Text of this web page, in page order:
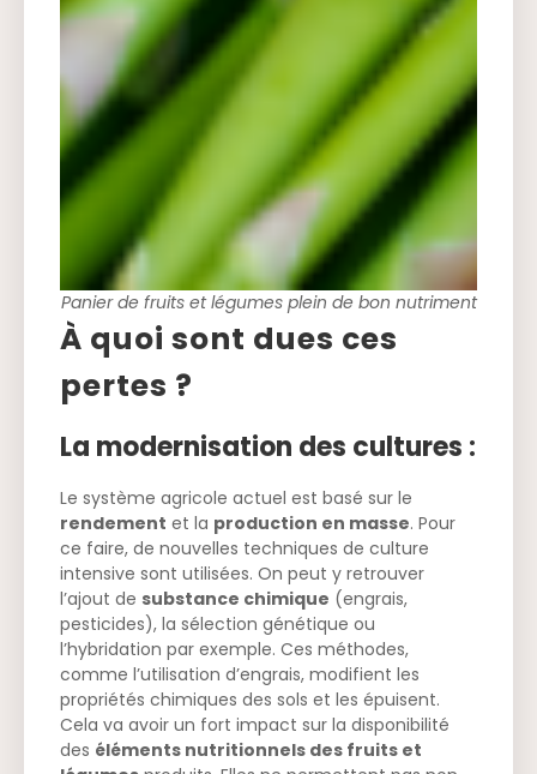
Panier de fruits et légumes plein de bon nutriment
À quoi sont dues ces
pertes ?
La modernisation des cultures :
Le système agricole actuel est basé sur le
rendement et la production en masse. Pour
ce faire, de nouvelles techniques de culture
intensive sont utilisées. On peut y retrouver
l’ajout de substance chimique (engrais,
pesticides), la sélection génétique ou
l’hybridation par exemple. Ces méthodes,
comme l’utilisation d’engrais, modifient les
propriétés chimiques des sols et les épuisent.
Cela va avoir un fort impact sur la disponibilité
des éléments nutritionnels des fruits et